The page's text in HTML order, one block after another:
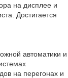
на дисплее и
Достигается
автоматики и
на перегонах и